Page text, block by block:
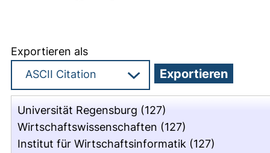
Exportieren als
Universität Regensburg (127)
Wirtschaftswissenschaften (127)
Institut für Wirtschaftsinformatik (127)